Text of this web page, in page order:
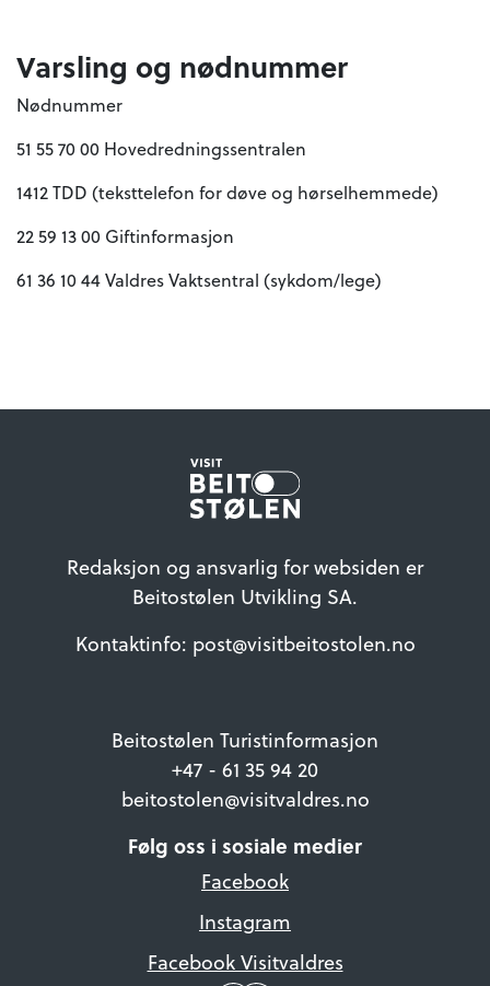
Varsling og nødnummer
Nødnummer
51 55 70 00 Hovedredningssentralen
1412 TDD (teksttelefon for døve og hørselhemmede)
22 59 13 00 Giftinformasjon
61 36 10 44 Valdres Vaktsentral (sykdom/lege)
Redaksjon og ansvarlig for websiden er
Beitostølen Utvikling SA.
Kontaktinfo: post@visitbeitostolen.no
Beitostølen Turistinformasjon
+47 - 61 35 94 20
beitostolen@visitvaldres.no
Følg oss i sosiale medier
Facebook
Instagram
Facebook Visitvaldres